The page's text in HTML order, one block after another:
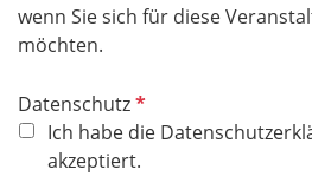
f
e
d
wenn Sie sich für diese
möchten.
DatenschutzP
f
l
Ich habe die
akzeptiert.